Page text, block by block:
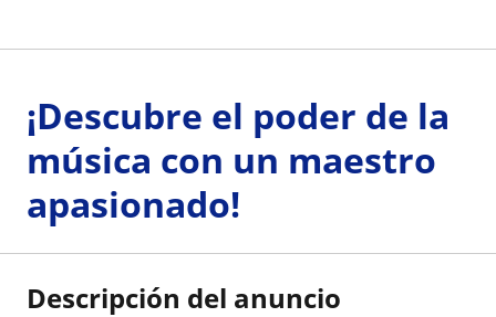
¡Descubre el poder de la
música con un maestro
apasionado!
Descripción del anuncio